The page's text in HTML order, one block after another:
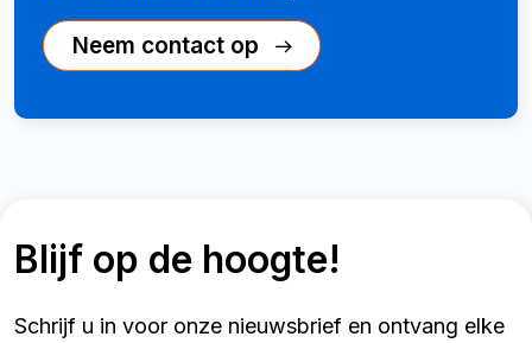
Neem contact op
Blijf op de hoogte!
Schrijf u in voor onze nieuwsbrief en ontvang elke